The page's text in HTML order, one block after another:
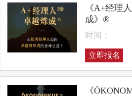
《A+经理
成》®
时间：
立即报名
《